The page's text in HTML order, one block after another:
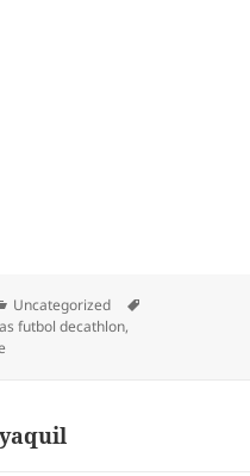
Categorías
Uncategorized
futbol decathlon,